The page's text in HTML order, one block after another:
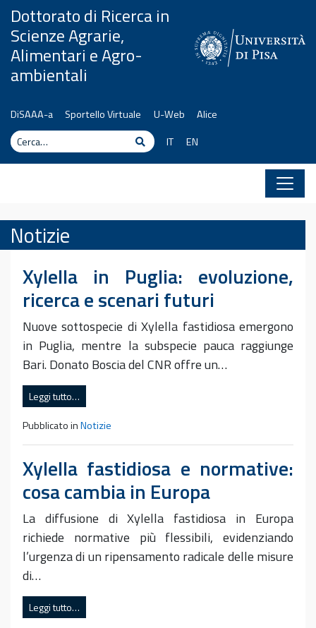
Vai al contenuto
Dottorato di Ricerca in
Scienze Agrarie,
Alimentari e Agro-
ambientali
DiSAAA-a Sportello Virtuale U-Web
Alice
Cerca
CercaIT EN
Notizie
Xylella in Puglia: evoluzione,
ricerca e scenari futuri
Nuove sottospecie di Xylella fastidiosa emergono
in Puglia, mentre la subspecie pauca raggiunge
Bari. Donato Boscia del CNR offre un…
Leggi tutto…
Pubblicato inNotizie
Xylella fastidiosa e normative:
cosa cambia in Europa
La diffusione di Xylella fastidiosa in Europa
richiede normative più flessibili, evidenziando
l’urgenza di un ripensamento radicale delle misure
di…
Leggi tutto…